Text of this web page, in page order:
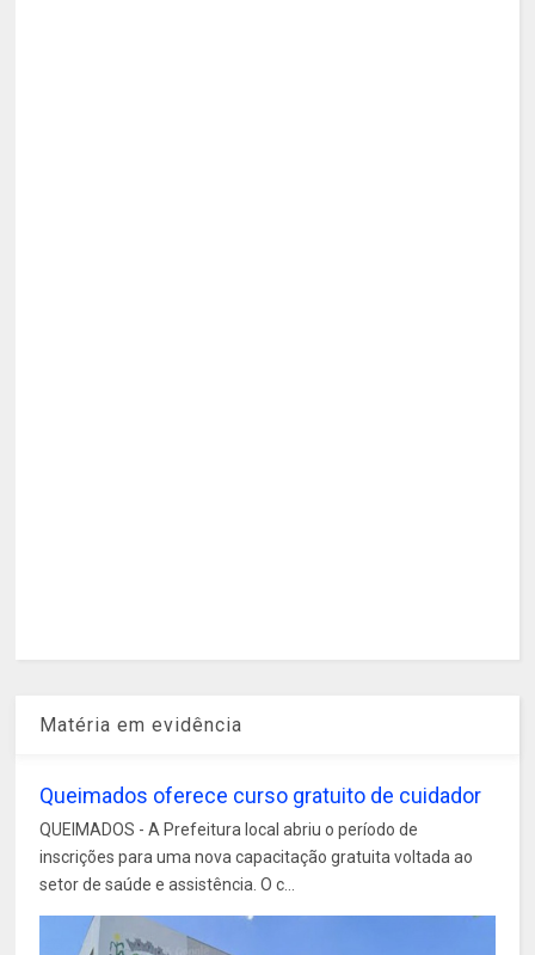
Matéria em evidência
Queimados oferece curso gratuito de cuidador
QUEIMADOS - A Prefeitura local abriu o período de
inscrições para uma nova capacitação gratuita voltada ao
setor de saúde e assistência. O c...